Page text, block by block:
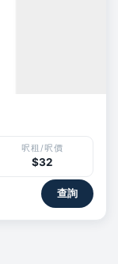
呎租/呎價
$32
查詢